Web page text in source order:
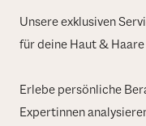
Unsere exklusiven
für deine Haut & Haare
Erlebe persönliche
Expertinnen